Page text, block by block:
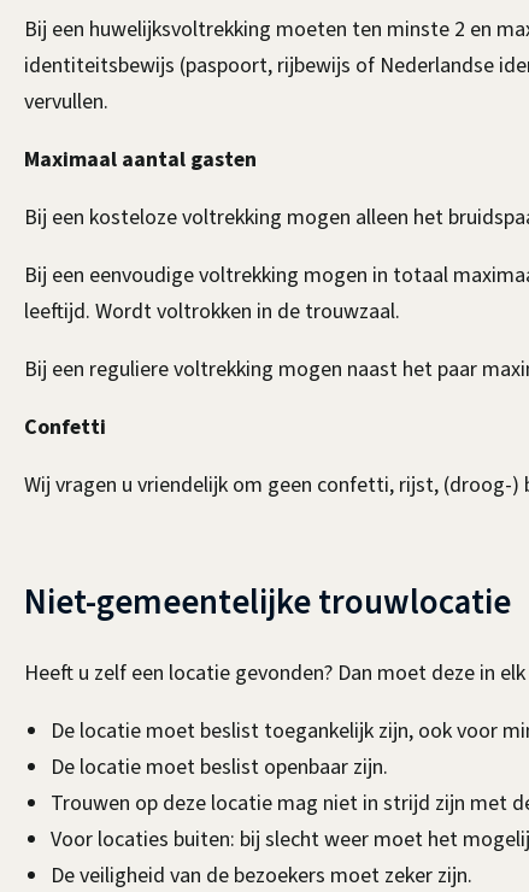
Bij een huwelijksvoltrekking moeten ten minste 2 en
identiteitsbewijs (paspoort, rijbewijs of Nederlandse
vervullen.
Maximaal aantal gasten
Bij een kosteloze voltrekking mogen alleen het
Bij een eenvoudige voltrekking mogen in totaal
leeftijd. Wordt voltrokken in de trouwzaal.
Bij een reguliere voltrekking mogen naast het paar
Confetti
Wij vragen u vriendelijk om geen confetti, rijst,
Niet-gemeentelijke trouwlocatie
Heeft u zelf een locatie gevonden? Dan moet deze in
De locatie moet beslist toegankelijk zijn, ook voor
De locatie moet beslist openbaar zijn.
Trouwen op deze locatie mag niet in strijd zijn met
Voor locaties buiten: bij slecht weer moet het
De veiligheid van de bezoekers moet zeker zijn.